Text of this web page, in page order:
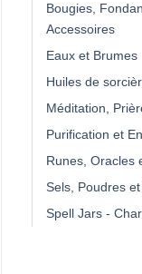
Bougies,
Accessoires
Eaux et Brumes
Huiles de
Méditation,
Purification et
Runes, Oracles
Sels, Poudres
Spell Jars -